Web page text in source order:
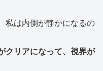
私は内側が静かになるの
クリアになって、視界が